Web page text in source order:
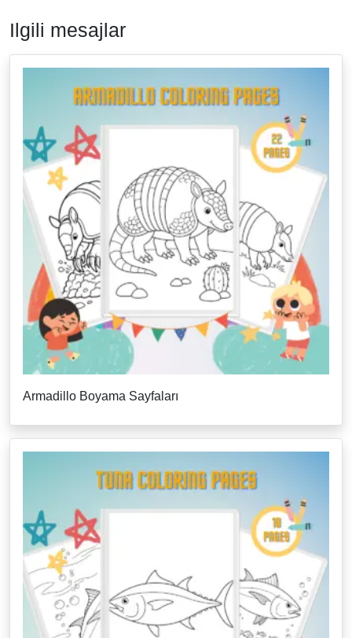
Ilgili mesajlar
Armadillo Boyama Sayfaları